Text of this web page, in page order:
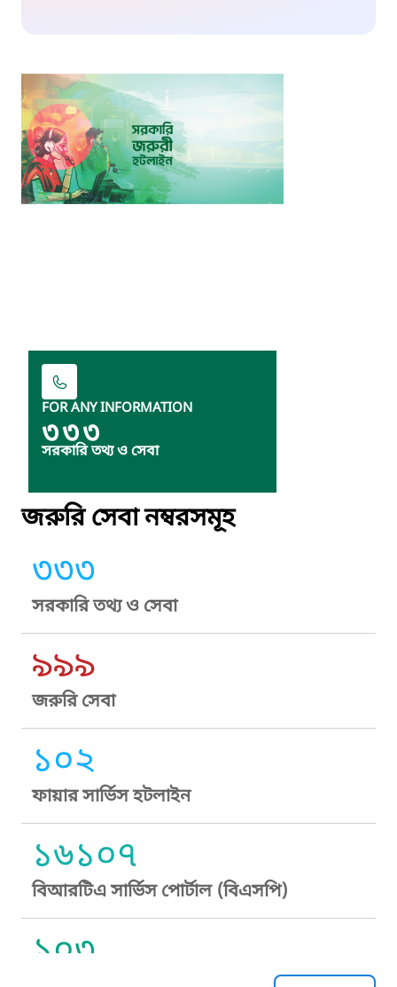
FOR ANY INFORMATION
৩৩৩
সরকারি তথ্য ও সেবা
জরুরি সেবা নম্বরসমূহ
৩৩৩
সরকারি তথ্য ও সেবা
৯৯৯
জরুরি সেবা
১০২
ফায়ার সার্ভিস হটলাইন
১৬১০৭
বিআরটিএ সার্ভিস পোর্টাল (বিএসপি)
১০৩